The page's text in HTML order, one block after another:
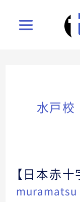
水戸校
【日本赤
muramatsu
【日
本